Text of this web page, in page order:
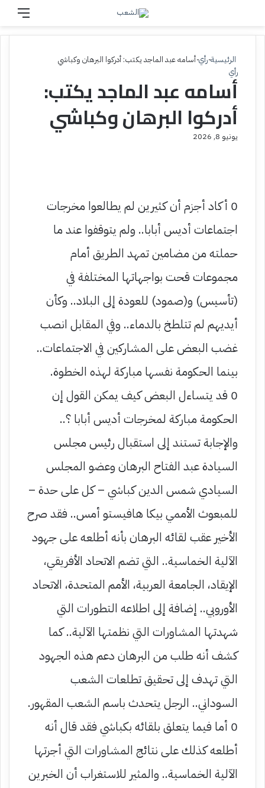
بحث عن
الرئيسية-رأي-أسامه عبد الماجد يكتب: أدركوا البرهان وكباشي
رأي
أسامه عبد الماجد يكتب:
أدركوا البرهان وكباشي
يونيو 8, 2026
0 أكاد أجزم أن كثيرين لم يطالعوا مخرجات
اجتماعات أديس أبابا.. ولم يتوقفوا عند ما
حملته من مضامين تمهد الطريق أمام
مجموعات قحت بواجهاتها المختلفة في
(تأسيس) و(صمود) للعودة إلى البلاد.. وكأن
أيديهم لم تتلطخ بالدماء.. وفي المقابل انصب
غضب البعض على المشاركين في الاجتماعات..
بينما الحكومة نفسها مباركة لهذه الخطوة.
0 قد يتساءل البعض كيف يمكن القول إن
الحكومة مباركة لمخرجات أديس أبابا ؟..
والإجابة تستند إلى استقبال رئيس مجلس
السيادة عبد الفتاح البرهان وعضو المجلس
السيادي شمس الدين كباشي – كل على حدة –
للمبعوث الأممي بيكا هافيستو أمس.. فقد صرح
الأخير عقب لقائه البرهان بأنه أطلعه على جهود
الآلية الخماسية.. التي تضم الاتحاد الأفريقي،
الإيقاد، الجامعة العربية، الأمم المتحدة، الاتحاد
الأوروبي.. إضافة إلى اطلاعه التطورات التي
شهدتها المشاورات التي نظمتها الآلية.. كما
كشف أنه طلب من البرهان دعم هذه الجهود
التي تهدف إلى تحقيق تطلعات الشعب
السوداني.. الرجل يتحدث باسم الشعب المقهور.
0 أما فيما يتعلق بلقائه بكباشي فقد قال أنه
أطلعه كذلك على نتائج المشاورات التي أجرتها
الآلية الخماسية.. والمثير للاستغراب أن الخبرين